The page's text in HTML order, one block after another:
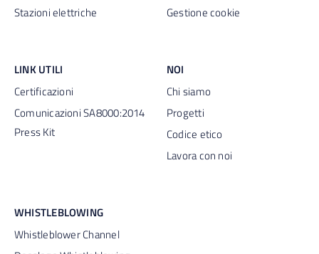
Stazioni elettriche
Gestione cookie
LINK UTILI
Certificazioni
Comunicazioni SA8000:2014
Press Kit
NOI
Chi siamo
Progetti
Codice etico
Lavora con noi
WHISTLEBLOWING
Whistleblower Channel